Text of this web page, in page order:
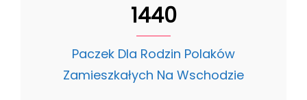
1440
Paczek Dla Rodzin Polaków
Zamieszkałych Na Wschodzie